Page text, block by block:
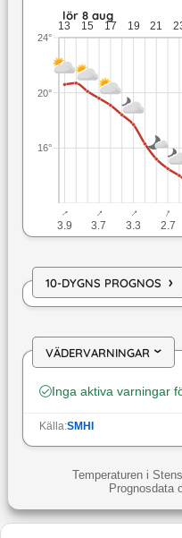
lör 8 aug
13 15 17 19 21
16°
20°
24°
↓
3.9
↓
3.7
↓
3.3
↓
2.7
10-DYGNS PROGNOS ›
VÄDERVARNINGAR›
Inga aktiva varningar
Källa:SMHI
Temperaturen i
Prognosdata